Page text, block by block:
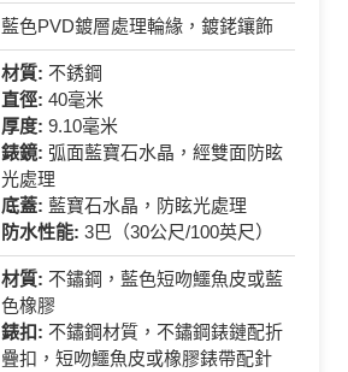
藍色PVD鍍層處理輪緣，鍍銠鑲飾
材質: 不銹鋼
直徑: 40毫米
厚度: 9.10毫米
錶鏡: 弧面藍寶石水晶，經雙面防眩
光處理
底蓋: 藍寶石水晶，防眩光處理
防水性能: 3巴（30公尺/100英尺）
材質: 不鏽鋼，藍色短吻鱷魚皮或藍
色橡膠
錶扣: 不鏽鋼材質，不鏽鋼錶鏈配折
疊扣，短吻鱷魚皮或橡膠錶帶配針